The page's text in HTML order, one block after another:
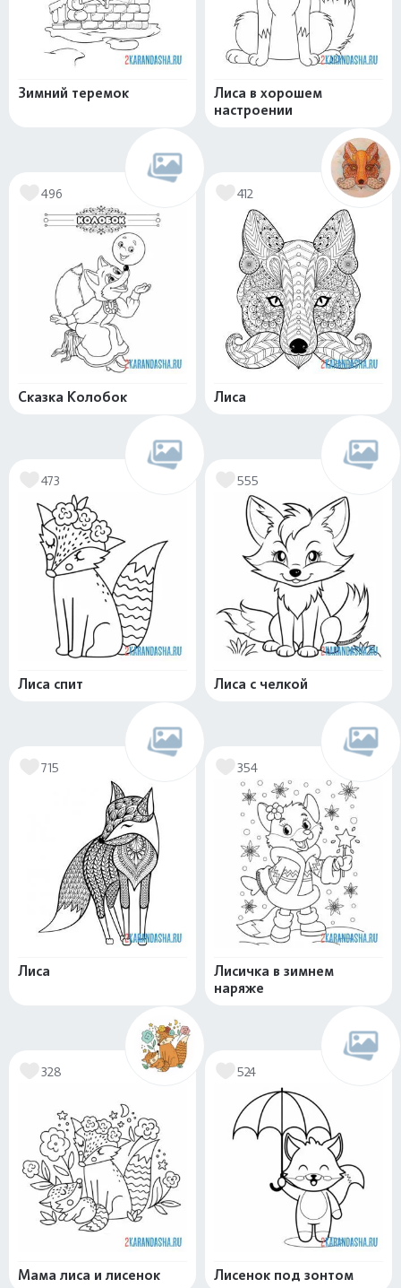
Зимний теремок
Лиса в хорошем
настроении
496
Сказка Колобок
412
Лиса
473
Лиса спит
555
Лиса с челкой
715
Лиса
354
Лисичка в зимнем
наряже
328
Мама лиса и лисенок
524
Лисенок под зонтом